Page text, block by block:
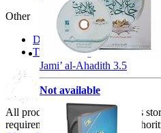
Jami’ al-Ahadith 3.5
Not available
Other
Download free software
Track mailing orders
All products and services of this
requirements of the relevant